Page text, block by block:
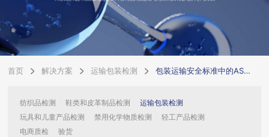
首页 解决方案 运输包装检测 包装运输安全标准中的ASTM D4169适用于什么行业？
纺织品检测 鞋类和皮革制品检测
运输包装检测
玩具和儿童产品检测
禁用化学物质检测
轻工产品检测
电商质检
验货